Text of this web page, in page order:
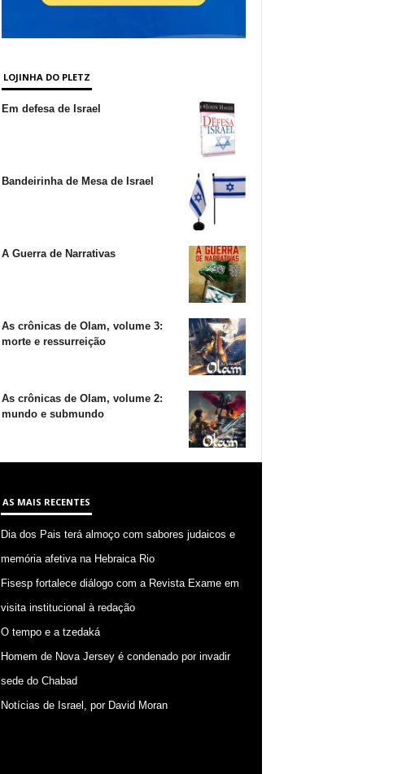
LOJINHA DO PLETZ
Em defesa de Israel
Bandeirinha de Mesa de Israel
A Guerra de Narrativas
As crônicas de Olam, volume 3:
morte e ressurreição
As crônicas de Olam, volume 2:
mundo e submundo
AS MAIS RECENTES
Dia dos Pais terá almoço com sabores judaicos e
memória afetiva na Hebraica Rio
Fisesp fortalece diálogo com a Revista Exame em
visita institucional à redação
O tempo e a tzedaká
Homem de Nova Jersey é condenado por invadir
sede do Chabad
Notícias de Israel, por David Moran